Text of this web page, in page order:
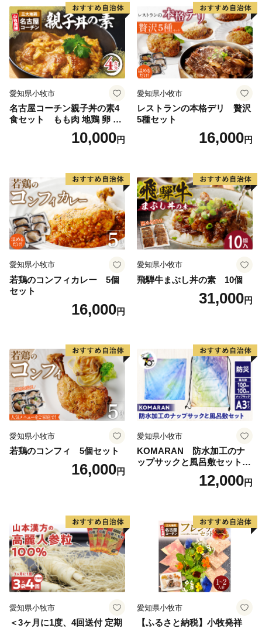
加古川市在住・出身のプロ棋士
将棋の現役プロは約160名、ゆかりのあるプロ棋士7
名が活躍している加古川市は全国でもめずらしいケー
ス。このため「棋士のまち」を揚げて全国にPRしてい
ます。また、若手棋士の登竜門となる公式戦「加古川青
流戦」も創設しています。
人気 新春 迎春おせち 定番お
せち 本格おせち 洋風おせち
縁起物おせち 12月31日 お届
け お正月 お取り寄せ
愛知県小牧市
名古屋コーチン親子丼の素4
食セット もも肉 地鶏 卵 鶏
10,000円
愛知県小牧市
レストランの本格デリ 贅沢
5種セット
16,000円
愛知県小牧市
若鶏のコンフィカレー 5個
セット
16,000円
愛知県小牧市
飛騨牛まぶし丼の素 10個
31,000円
愛知県小牧市
若鶏のコンフィ 5個セット
16,000円
愛知県小牧市
KOMARAN 防水加工のナ
ップサックと風呂敷セット
小牧市制70周年記念12,000円
愛知県小牧市
＜3ヶ月に1度、4回送付 定期
愛知県小牧市
【ふるさと納税】小牧発祥